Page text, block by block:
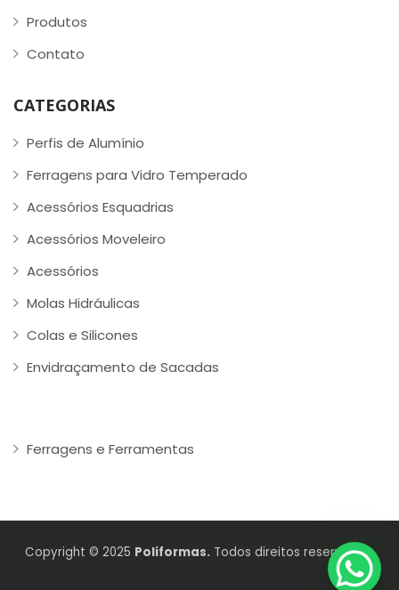
Produtos
Contato
CATEGORIAS
Perfis de Alumínio
Ferragens para Vidro Temperado
Acessórios Esquadrias
Acessórios Moveleiro
Acessórios
Molas Hidráulicas
Colas e Silicones
Envidraçamento de Sacadas
Ferragens e Ferramentas
Copyright © 2025 Poliformas. Todos direitos reservados.